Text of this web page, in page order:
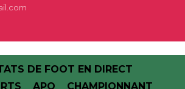
DE FOOT EN DIRECT
APO CHAMPIONNANT